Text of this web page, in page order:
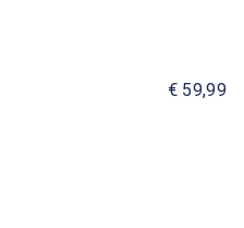
€ 59,99